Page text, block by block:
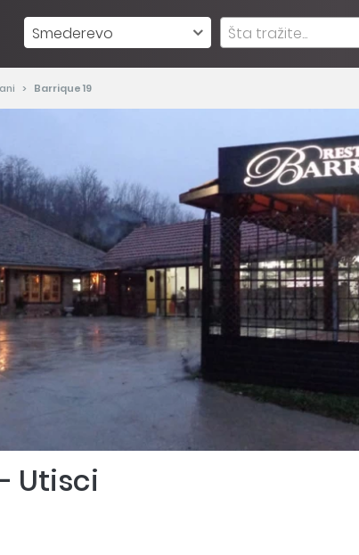
Smederevo Šta tražite...
Barrique 19
Utisci